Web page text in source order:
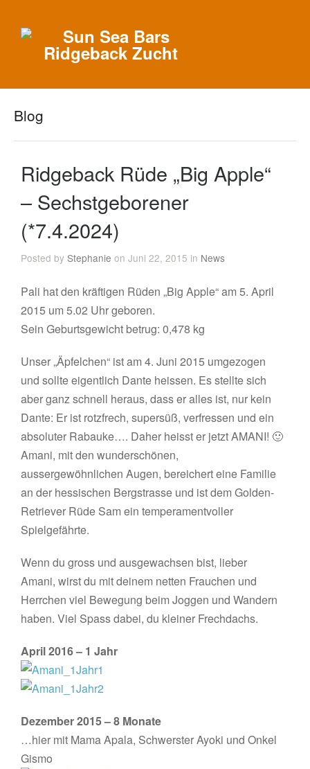
Blog
Ridgeback Rüde „Big Apple“
– Sechstgeborener
(*7.4.2024)
Posted byStephanie on Juni 22, 2015 in News
Pali hat den kräftigen Rüden „Big Apple“ am 5. April
2015 um 5.02 Uhr geboren.
Sein Geburtsgewicht betrug: 0,478 kg
Unser „Äpfelchen“ ist am 4. Juni 2015 umgezogen
und sollte eigentlich Dante heissen. Es stellte sich
aber ganz schnell heraus, dass er alles ist, nur kein
Dante: Er ist rotzfrech, supersüß, verfressen und ein
absoluter Rabauke…. Daher heisst er jetzt AMANI! 🙂
Amani, mit den wunderschönen,
aussergewöhnlichen Augen, bereichert eine Familie
an der hessischen Bergstrasse und ist dem Golden-
Retriever Rüde Sam ein temperamentvoller
Spielgefährte.
Wenn du gross und ausgewachsen bist, lieber
Amani, wirst du mit deinem netten Frauchen und
Herrchen viel Bewegung beim Joggen und Wandern
haben. Viel Spass dabei, du kleiner Frechdachs.
April 2016 – 1 Jahr
Dezember 2015 – 8 Monate
…hier mit Mama Apala, Schwerster Ayoki und Onkel
Gismo